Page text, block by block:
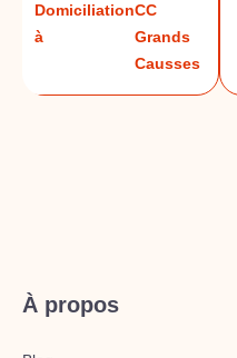
Domiciliation
à
CC
Grands
Causses
À propos